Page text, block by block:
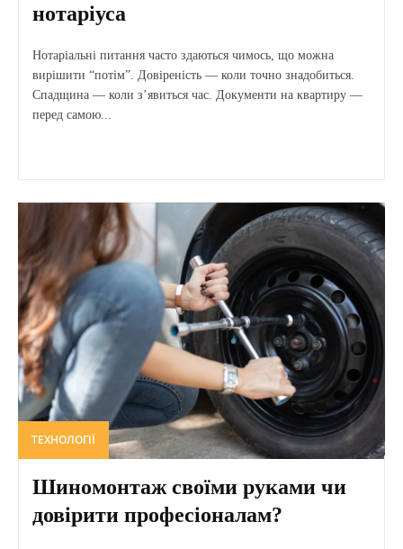
нотаріуса
Нотаріальні питання часто здаються чимось, що можна
вирішити “потім”. Довіреність — коли точно знадобиться.
Спадщина — коли з’явиться час. Документи на квартиру —
перед самою...
ТЕХНОЛОГІЇ
Шиномонтаж своїми руками чи
довірити професіоналам?